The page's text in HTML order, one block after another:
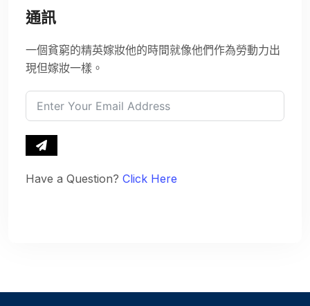
通訊
一個貧窮的精英嫁妝他的時間就像他們作為勞動力出
現但嫁妝一樣。
Have a Question? Click Here